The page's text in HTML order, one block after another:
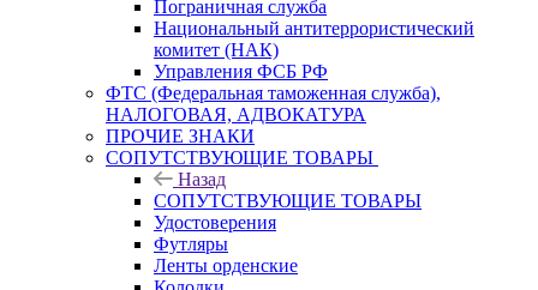
Пограничная служба
Национальный антитеррористический
комитет (НАК)
Управления ФСБ РФ
ФТС (Федеральная таможенная служба),
НАЛОГОВАЯ, АДВОКАТУРА
ПРОЧИЕ ЗНАКИ
СОПУТСТВУЮЩИЕ ТОВАРЫ
Назад
СОПУТСТВУЮЩИЕ ТОВАРЫ
Удостоверения
Футляры
Ленты орденские